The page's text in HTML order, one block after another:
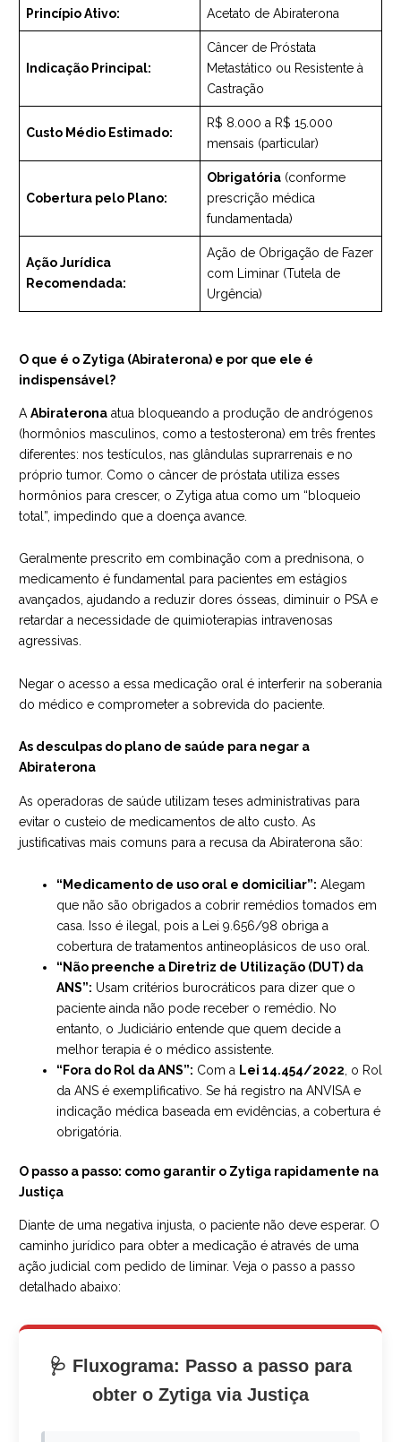
Princípio Ativo: Acetato de Abiraterona
Indicação Principal:
Câncer de Próstata
Metastático ou Resistente à
Castração
Custo Médio Estimado:
R$ 8.000 a R$ 15.000
mensais (particular)
Cobertura pelo Plano:
Obrigatória (conforme
prescrição médica
fundamentada)
Ação Jurídica
Recomendada:
Ação de Obrigação de Fazer
com Liminar (Tutela de
Urgência)
O que é o Zytiga (Abiraterona) e por que ele é
indispensável?
A Abiraterona atua bloqueando a produção de andrógenos
(hormônios masculinos, como a testosterona) em três frentes
diferentes: nos testículos, nas glândulas suprarrenais e no
próprio tumor. Como o câncer de próstata utiliza esses
hormônios para crescer, o Zytiga atua como um “bloqueio
total”, impedindo que a doença avance.
Geralmente prescrito em combinação com a prednisona, o
medicamento é fundamental para pacientes em estágios
avançados, ajudando a reduzir dores ósseas, diminuir o PSA e
retardar a necessidade de quimioterapias intravenosas
agressivas.
Negar o acesso a essa medicação oral é interferir na soberania
do médico e comprometer a sobrevida do paciente.
As desculpas do plano de saúde para negar a
Abiraterona
As operadoras de saúde utilizam teses administrativas para
evitar o custeio de medicamentos de alto custo. As
justificativas mais comuns para a recusa da Abiraterona são:
“Medicamento de uso oral e domiciliar”: Alegam
que não são obrigados a cobrir remédios tomados em
casa. Isso é ilegal, pois a Lei 9.656/98 obriga a
cobertura de tratamentos antineoplásicos de uso oral.
“Não preenche a Diretriz de Utilização (DUT) da
ANS”: Usam critérios burocráticos para dizer que o
paciente ainda não pode receber o remédio. No
entanto, o Judiciário entende que quem decide a
melhor terapia é o médico assistente.
“Fora do Rol da ANS”: Com a Lei 14.454/2022 , o Rol
da ANS é exemplificativo. Se há registro na ANVISA e
indicação médica baseada em evidências, a cobertura é
obrigatória.
O passo a passo: como garantir o Zytiga rapidamente na
Justiça
Diante de uma negativa injusta, o paciente não deve esperar. O
caminho jurídico para obter a medicação é através de uma
ação judicial com pedido de liminar. Veja o passo a passo
detalhado abaixo:
🩺 Fluxograma: Passo a passo para
obter o Zytiga via Justiça